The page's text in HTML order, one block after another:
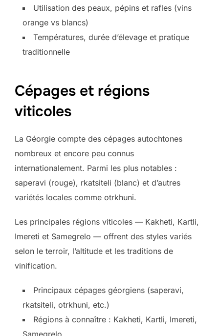
Utilisation des peaux, pépins et rafles (vins
orange vs blancs)
Températures, durée d’élevage et pratique
traditionnelle
Cépages et régions
viticoles
La Géorgie compte des cépages autochtones
nombreux et encore peu connus
internationalement. Parmi les plus notables :
saperavi (rouge), rkatsiteli (blanc) et d’autres
variétés locales comme otrkhuni.
Les principales régions viticoles — Kakheti, Kartli,
Imereti et Samegrelo — offrent des styles variés
selon le terroir, l’altitude et les traditions de
vinification.
Principaux cépages géorgiens (saperavi,
rkatsiteli, otrkhuni, etc.)
Régions à connaître : Kakheti, Kartli, Imereti,
Samegrelo